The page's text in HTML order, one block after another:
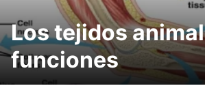
Los tejidos
funciones